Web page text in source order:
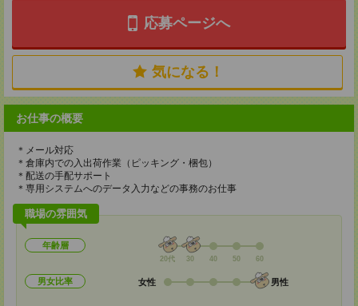
応募ページへ
気になる！
お仕事の概要
＊メール対応
＊倉庫内での入出荷作業（ピッキング・梱包）
＊配送の手配サポート
＊専用システムへのデータ入力などの事務のお仕事
職場の雰囲気
年齢層
20代 30 40 50 60
男女比率 女性 男性